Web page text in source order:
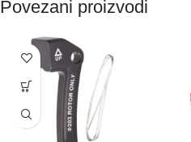
Povezani proizvodi